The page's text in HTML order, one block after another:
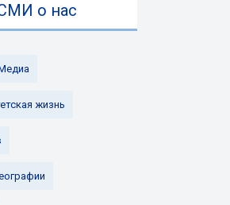
о нас
жизнь